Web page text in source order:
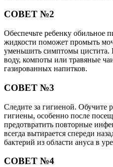
СОВЕТ №2
Обеспечьте ребенку обильное
жидкости поможет промыть
уменьшить симптомы цистита.
воду, компоты или травяные
газированных напитков.
СОВЕТ №3
Следите за гигиеной. Обучите
гигиены, особенно после
предотвратить повторные
всегда вытирается спереди
бактерий из области ануса в
СОВЕТ №4